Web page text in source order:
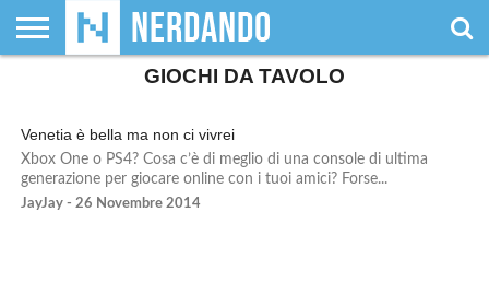
TV
GIOCHI DA TAVOLO
Venetia è bella ma non ci vivrei
Xbox One o PS4? Cosa c’è di meglio di una console di ultima
generazione per giocare online con i tuoi amici? Forse...
JayJay - 26 Novembre 2014